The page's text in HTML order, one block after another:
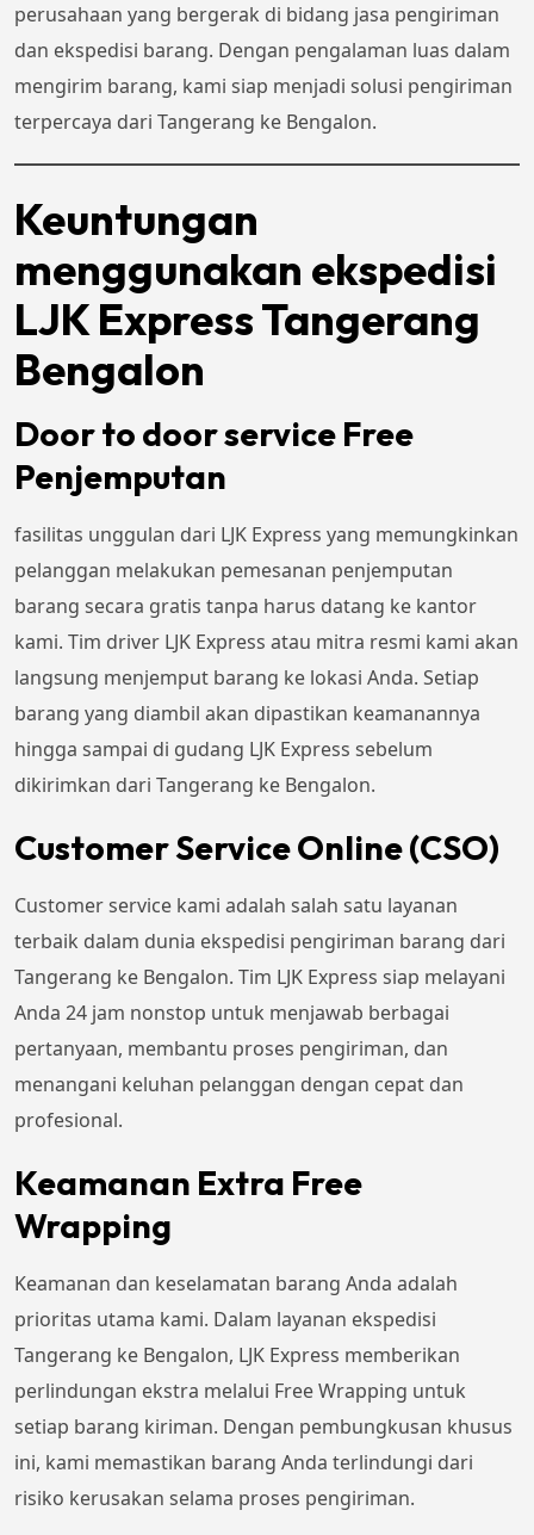
perusahaan yang bergerak di bidang jasa pengiriman
dan ekspedisi barang. Dengan pengalaman luas dalam
mengirim barang, kami siap menjadi solusi pengiriman
terpercaya dari Tangerang ke Bengalon.
Keuntungan
menggunakan ekspedisi
LJK Express Tangerang
Bengalon
Door to door service Free
Penjemputan
fasilitas unggulan dari LJK Express yang memungkinkan
pelanggan melakukan pemesanan penjemputan
barang secara gratis tanpa harus datang ke kantor
kami. Tim driver LJK Express atau mitra resmi kami akan
langsung menjemput barang ke lokasi Anda. Setiap
barang yang diambil akan dipastikan keamanannya
hingga sampai di gudang LJK Express sebelum
dikirimkan dari Tangerang ke Bengalon.
Customer Service Online (CSO)
Customer service kami adalah salah satu layanan
terbaik dalam dunia ekspedisi pengiriman barang dari
Tangerang ke Bengalon. Tim LJK Express siap melayani
Anda 24 jam nonstop untuk menjawab berbagai
pertanyaan, membantu proses pengiriman, dan
menangani keluhan pelanggan dengan cepat dan
profesional.
Keamanan Extra Free
Wrapping
Keamanan dan keselamatan barang Anda adalah
prioritas utama kami. Dalam layanan ekspedisi
Tangerang ke Bengalon, LJK Express memberikan
perlindungan ekstra melalui Free Wrapping untuk
setiap barang kiriman. Dengan pembungkusan khusus
ini, kami memastikan barang Anda terlindungi dari
risiko kerusakan selama proses pengiriman.